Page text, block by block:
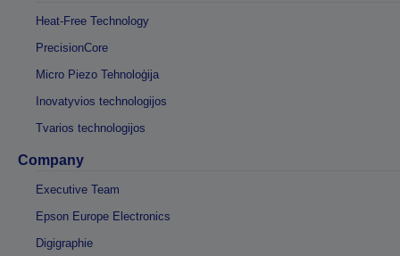
Heat-Free Technology
PrecisionCore
Micro Piezo Tehnoloģija
Inovatyvios technologijos
Tvarios technologijos
Company
Executive Team
Epson Europe Electronics
Digigraphie